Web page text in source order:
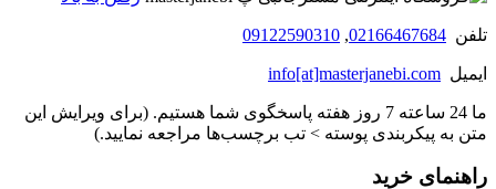
تلفن 02166467684
,
09122590310
ایمیل info[at]masterjanebi.com
ما 24 ساعته 7 روز هفته پاسخگوی شما هستیم. (برای ویرایش این
متن به پیکربندی پوسته > تب برچسب‌ها مراجعه نمایید.)
راهنمای خرید